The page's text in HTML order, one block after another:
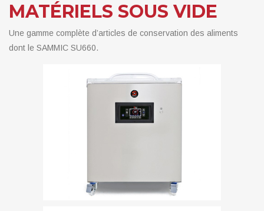
MATÉRIELS SOUS VIDE
Une gamme complète d’articles de conservation des aliments
dont le SAMMIC SU660.